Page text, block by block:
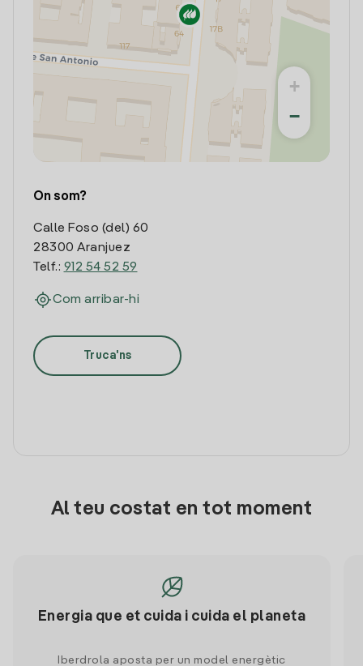
+
−
On som?
Calle Foso (del) 60
28300 Aranjuez
Telf.: 912 54 52 59
Com arribar-hi
Truca'ns
Al teu costat en tot moment
Energia que et cuida i cuida el planeta
Iberdrola aposta per un model energètic